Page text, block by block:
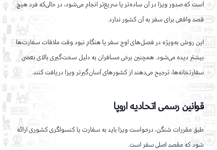
است که صدور ویزا در آن ساده‌تر یا سریع‌تر انجام می‌شود، در حالی‌که فرد هیچ
قصد واقعی برای سفر به آن کشور ندارد.
این روش به‌ویژه در فصل‌های اوج سفر یا هنگام نبود وقت ملاقات سفارت‌ها
بیشتر دیده می‌شود. همچنین برخی مسافران به دلیل سخت‌گیری بالای بعضی
سفارتخانه‌ها، ترجیح می‌دهند از کشورهای آسان‌گیرتر ویزا دریافت کنند.
قوانین رسمی اتحادیه اروپا
طبق مقررات شنگن، درخواست ویزا باید به سفارت یا کنسولگری کشوری ارائه
شود که مقصد اصلی سفر است.